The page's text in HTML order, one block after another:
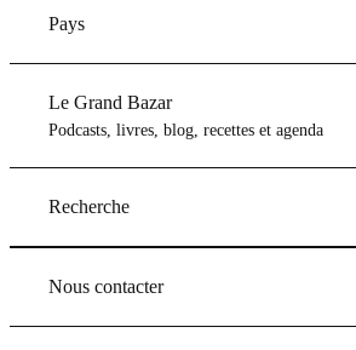
Pays
Le Grand Bazar
Podcasts, livres, blog, recettes et agenda
Recherche
Nous contacter